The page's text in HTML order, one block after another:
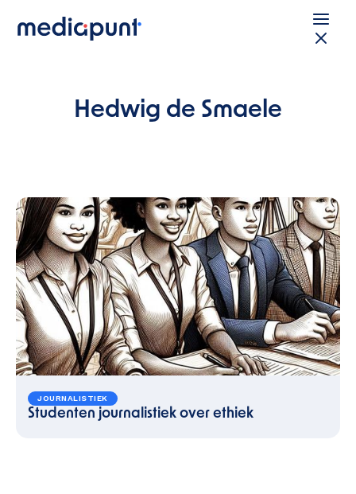
Hedwig de Smaele
JOURNALISTIEK
Studenten journalistiek over ethiek